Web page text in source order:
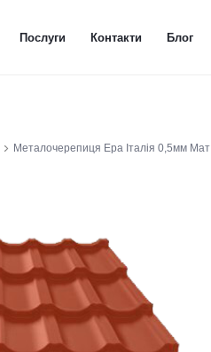
Послуги Контакти Блог
Металочерепиця Ера Італія 0,5мм Мат